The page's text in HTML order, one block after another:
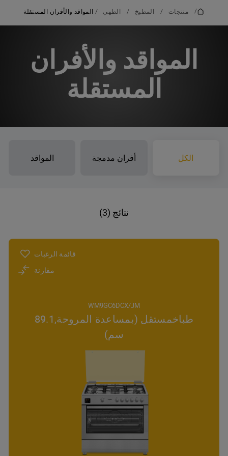
/ منتجات / المطبخ / الطهي / المواقد والأفران المستقلة
المواقد والأفران
المستقلة
الكل أفران مدمجة المواقد
نتائج (3)
قائمة الرغبات
مقارنة
WM9GC6DCX/JM
طباخمستقل (بمساعدة المروحة,89.1
سم)